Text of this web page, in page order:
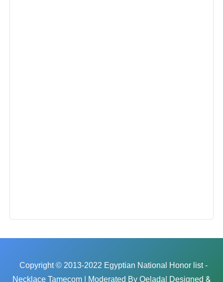
Copyright © 2013-2022 Egyptian National Honor list -
Necklace Tamecom | Moderated By Qelada | Designed &